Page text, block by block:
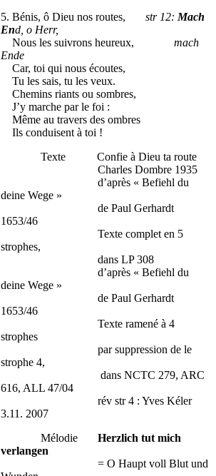
5. Bénis, ô Dieu nos routes,str 12: Mach
End, o Herr,
Nous les suivrons heureux,mach
Ende
Car, toi qui nous écoutes,
Tu les sais, tu les veux.
Chemins riants ou sombres,
J’y marche par le foi :
Même au travers des ombres
Ils conduisent à toi !
Texte Confie à Dieu ta route
Charles Dombre 1935
d’après « Befiehl du
deine Wege »
de Paul Gerhardt
1653/46
Texte complet en 5
strophes,
dans LP 308
d’après « Befiehl du
deine Wege »
de Paul Gerhardt
1653/46
Texte ramené à 4
strophes
par suppression de le
strophe 4,
dans NCTC 279, ARC
616, ALL 47/04
rév str 4 : Yves Kéler
3.11. 2007
MélodieHerzlich tut mich
verlangen
= O Haupt voll Blut und